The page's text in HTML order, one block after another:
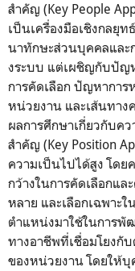
สำคัญ (Key People
เป็นเครื่องมือเชิงกลยุท
นาทักษะส่วนบุคคลและ
งระบบ แต่เผชิญกับปัญ
การคัดเลือก ปัญหาการ
หน่วยงาน และเส้นทาง
ผลการศึกษาเกี่ยวกับค
สำคัญ (Key Position
ความเป็นไปได้สูง โด
กว้างในการคัดเลือกแล
หลาย และเลือกเฉพาะ
ตำแหน่งมาใช้ในการพั
ทางอาชีพที่เชื่อมโยงกั
ของหน่วยงาน โดยให้บุ